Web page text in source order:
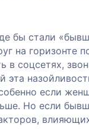
бы стали
на горизонте
в соцсетях,
эта
если
Но если